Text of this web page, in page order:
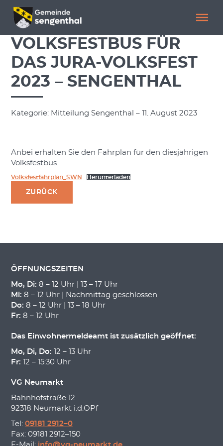
Menü überspringen
Menü überspringen
VOLKSFESTBUS FÜR
DAS JURA-VOLKSFEST
2023 – SENGENTHAL
Kategorie: Mitteilung Sengenthal – 11. August 2023
Anbei erhalten Sie den Fahrplan für den diesjährigen
Volksfestbus.
Volksfestfahrplan_SWN Herunterladen
ZURÜCK
ÖFFNUNGSZEITEN
Mo, Di: 8 – 12 Uhr | 13 – 17 Uhr
Mi: 8 – 12 Uhr | Nachmittag geschlossen
Do: 8 – 12 Uhr | 13 – 18 Uhr
Fr: 8 – 12 Uhr
Das Einwohnermeldeamt ist zusätzlich geöffnet:
Mo, Di, Do: 12 – 13 Uhr
Fr: 12 – 15:30 Uhr
VG Neumarkt
Bahnhofstraße 12
92318 Neumarkt i.d.OPf
Tel: 09181 2912–0
Fax: 09181 2912–150